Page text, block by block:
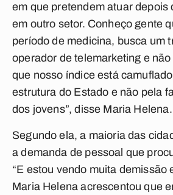
em que pretendem atuar depois
em outro setor. Conheço gente
período de medicina, busca um
operador de telemarketing e
que nosso índice está
estrutura do Estado e não pela
dos jovens”, disse Maria Helena.
Segundo ela, a maioria das
a demanda de pessoal que
“E estou vendo muita demissão
Maria Helena acrescentou que